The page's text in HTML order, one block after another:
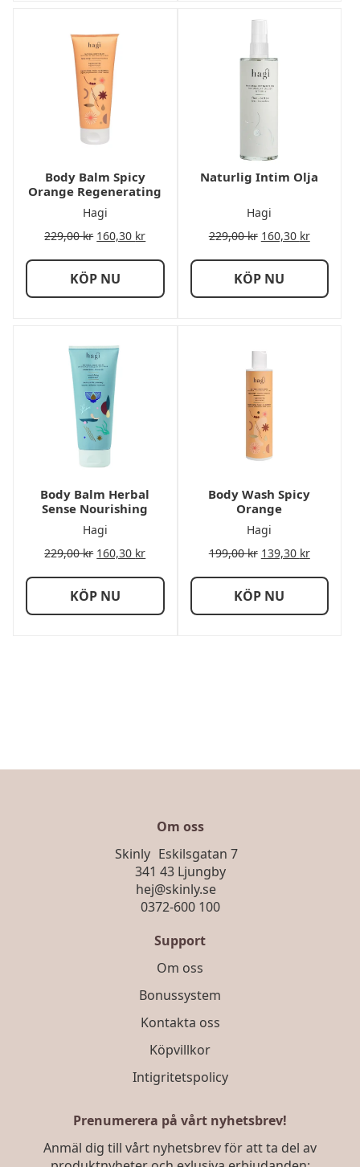
Body Balm Spicy
Orange Regenerating
Hagi
229,00kr 160,30 kr
KÖP NU
Naturlig Intim Olja
Hagi
229,00kr 160,30 kr
KÖP NU
Body Balm Herbal
Sense Nourishing
Hagi
229,00kr 160,30 kr
KÖP NU
Body Wash Spicy
Orange
Hagi
199,00kr 139,30 kr
KÖP NU
Om oss
Skinly Eskilsgatan 7
341 43 Ljungby
hej@skinly.se
0372-600 100
Support
Om oss
Bonussystem
Kontakta oss
Köpvillkor
Intigritetspolicy
Prenumerera på vårt nyhetsbrev!
Anmäl dig till vårt nyhetsbrev för att ta del av